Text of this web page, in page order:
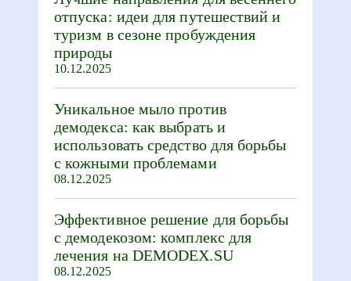
отпуска: идеи для путешествий и
туризм в сезоне пробуждения
природы
10.12.2025
Уникальное мыло против
демодекса: как выбрать и
использовать средство для борьбы
с кожными проблемами
08.12.2025
Эффективное решение для борьбы
с демодекозом: комплекс для
лечения на DEMODEX.SU
08.12.2025